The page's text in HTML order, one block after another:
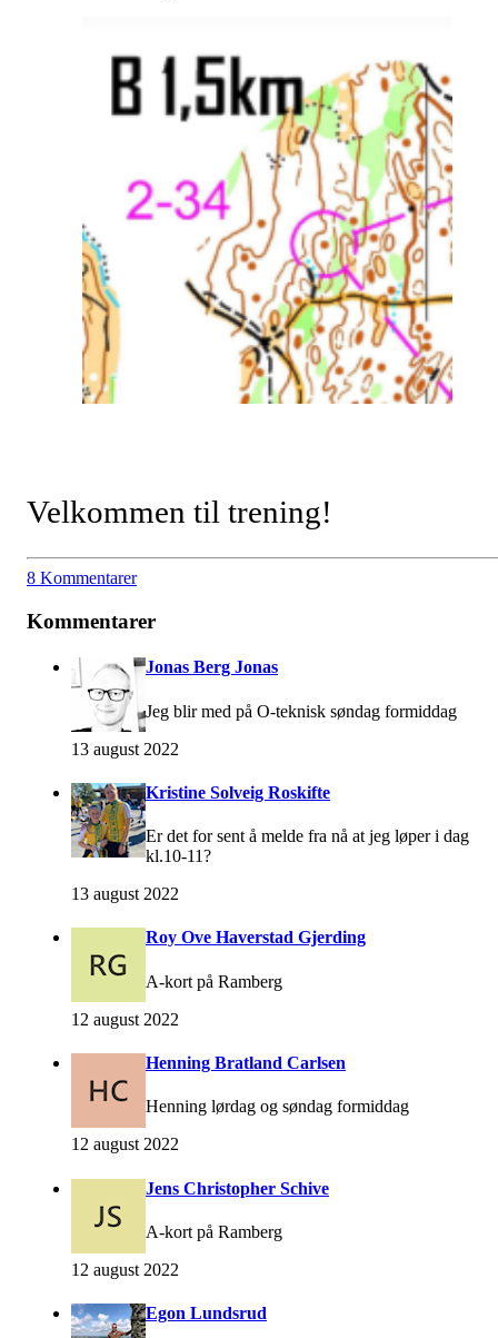
Velkommen til trening!
8 Kommentarer
Kommentarer
Jonas Berg Jonas
Jeg blir med på O-teknisk søndag formiddag
13 august 2022
Kristine Solveig Roskifte
Er det for sent å melde fra nå at jeg løper i dag
kl.10-11?
13 august 2022
Roy Ove Haverstad Gjerding
A-kort på Ramberg
12 august 2022
Henning Bratland Carlsen
Henning lørdag og søndag formiddag
12 august 2022
Jens Christopher Schive
A-kort på Ramberg
12 august 2022
Egon Lundsrud